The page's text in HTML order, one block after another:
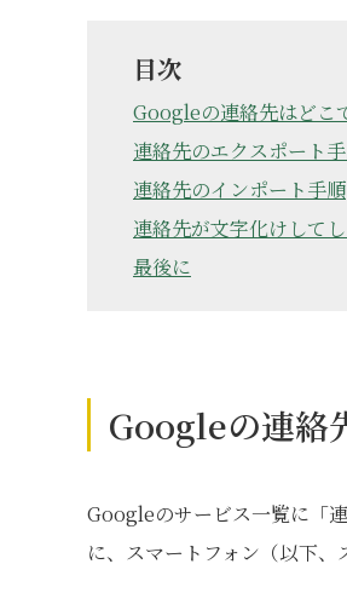
目次
Googleの連絡先はどこ
連絡先のエクスポート
連絡先のインポート手順
連絡先が文字化けして
最後に
Googleの連絡
Googleのサービス一覧に「
に、スマートフォン（以下、